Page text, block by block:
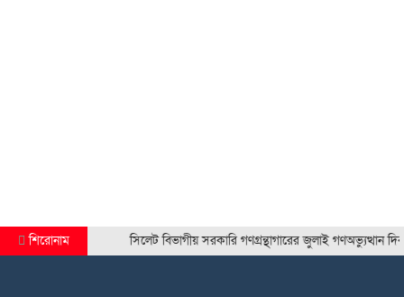
শিরোনাম সিলেট বিভাগীয় সরকারি গণগ্রন্থাগারের জুলাই গণঅভ্যুত্থান দিবস